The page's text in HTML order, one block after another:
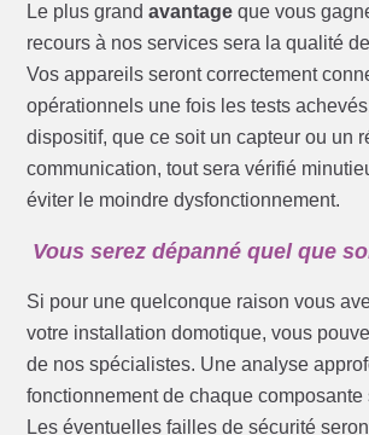
Le plus grandavantage que vous
recours à nos services sera la qualité
Vos appareils seront correctement
opérationnels une fois les tests
dispositif, que ce soit un capteur ou un
communication, tout sera vérifié
éviter le moindre dysfonctionnement.
Vous serez dépanné quel que
Si pour une quelconque raison vous
votre installation domotique, vous
de nos spécialistes. Une analyse
fonctionnement de chaque composante
Les éventuelles failles de sécurité